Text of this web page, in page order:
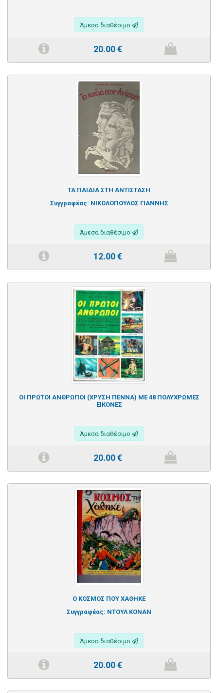
Άμεσα διαθέσιμο
20.00€
ΤΑ ΠΑΙΔΙΑ ΣΤΗ ΑΝΤΙΣΤΑΣΗ
Συγγραφέας: ΝΙΚΟΛΟΠΟΥΛΟΣ ΓΙΑΝΝΗΣ
Άμεσα διαθέσιμο
12.00€
ΟΙ ΠΡΩΤΟΙ ΑΝΘΡΩΠΟΙ (ΧΡΥΣΗ ΠΕΝΝΑ) ΜΕ 48 ΠΟΛΥΧΡΩΜΕΣ
ΕΙΚΟΝΕΣ
Άμεσα διαθέσιμο
20.00€
Ο ΚΟΣΜΟΣ ΠΟΥ ΧΑΘΗΚΕ
Συγγραφέας: ΝΤΟΥΛ ΚΟΝΑΝ
Άμεσα διαθέσιμο
20.00€